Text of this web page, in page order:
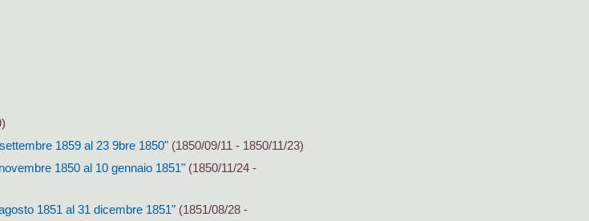
1859 al 23 9bre 1850"(1850/09/11 - 1850/11/23)
1850 al 10 gennaio 1851"(1850/11/24 -
1851 al 31 dicembre 1851"(1851/08/28 -